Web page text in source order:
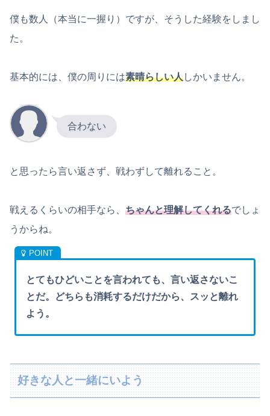
僕も数人（本当に一握り）ですが、そうした経験をしまし
た。
基本的には、僕の周りには素晴らしい人しかいません。
合わない
と思ったら言い返さず、戦わずして離れること。
戦えるくらいの相手なら、 ちゃんと理解してくれるでしょ
うからね。
とてもひどいことを言われても、言い返さないこ
とだ。どちらも消耗するだけだから、スッと離れ
よう。
好きな人と一緒にいよう